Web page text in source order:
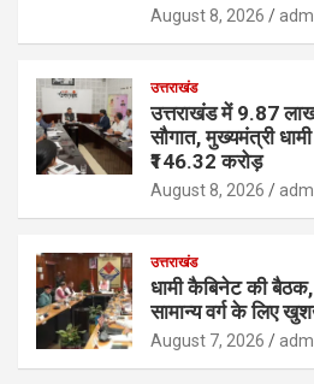
August 8, 2026
उत्तराखंड
उत्तराखंड में 9.87 लाख
सौगात, मुख्यमंत्री
₹146.32 करोड़
August 8, 2026
उत्तराखंड
धामी कैबिनेट की बैठक,
सामान्य वर्ग के लिए
August 7, 2026